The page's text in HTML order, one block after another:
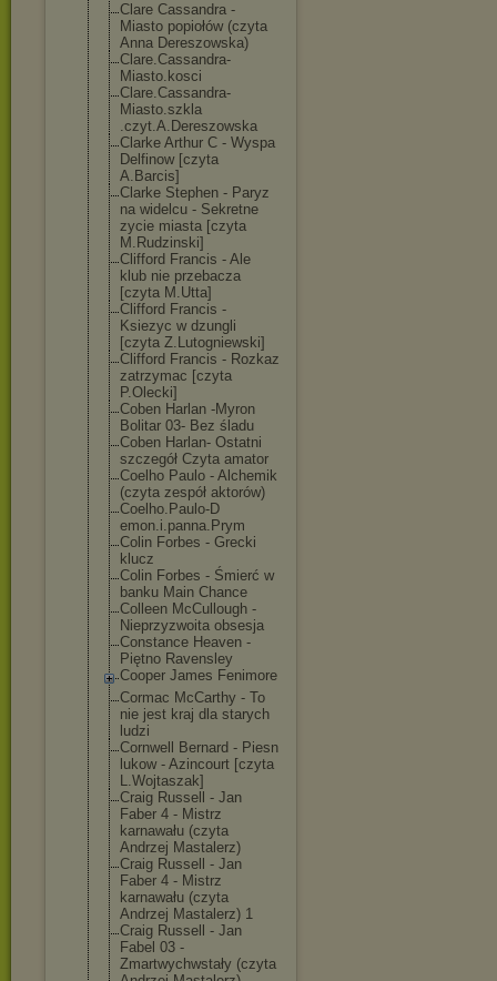
Clare Cassandra -
Miasto popiołów (czyta
Anna Dereszowska)
Clare.Cassandra-
Miasto.kosci
Clare.Cassandra-
Miasto.szkla
.czyt.A.Dereszowska
Clarke Arthur C - Wyspa
Delfinow [czyta
A.Barcis]
Clarke Stephen - Paryz
na widelcu - Sekretne
zycie miasta [czyta
M.Rudzinski]
Clifford Francis - Ale
klub nie przebacza
[czyta M.Utta]
Clifford Francis -
Ksiezyc w dzungli
[czyta Z.Lutogniewski]
Clifford Francis - Rozkaz
zatrzymac [czyta
P.Olecki]
Coben Harlan -Myron
Bolitar 03- Bez śladu
Coben Harlan- Ostatni
szczegół Czyta amator
Coelho Paulo - Alchemik
(czyta zespół aktorów)
Coelho.Paulo-D
emon.i.panna.Prym
Colin Forbes - Grecki
klucz
Colin Forbes - Śmierć w
banku Main Chance
Colleen McCullough -
Nieprzyzwoita obsesja
Constance Heaven -
Piętno Ravensley
Cooper James Fenimore
Cormac McCarthy - To
nie jest kraj dla starych
ludzi
Cornwell Bernard - Piesn
lukow - Azincourt [czyta
L.Wojtaszak]
Craig Russell - Jan
Faber 4 - Mistrz
karnawału (czyta
Andrzej Mastalerz)
Craig Russell - Jan
Faber 4 - Mistrz
karnawału (czyta
Andrzej Mastalerz) 1
Craig Russell - Jan
Fabel 03 -
Zmartwychwstały (czyta